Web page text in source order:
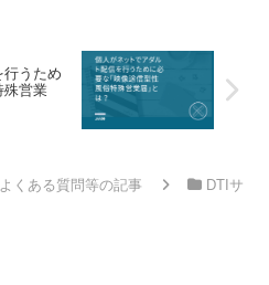
うため
殊営業
くある質問等の記事
DTIサ